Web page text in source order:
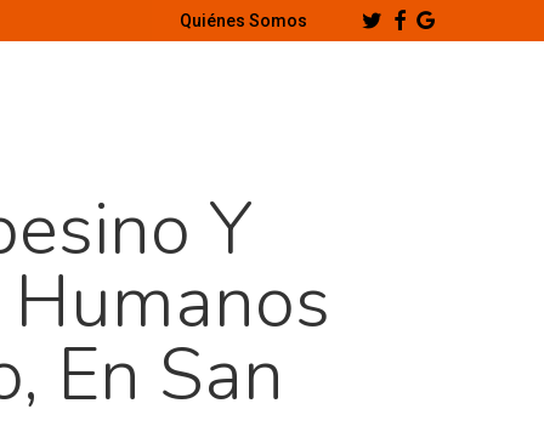
Quiénes Somos TwitterFacebook
Google-
Plus
Y
En San